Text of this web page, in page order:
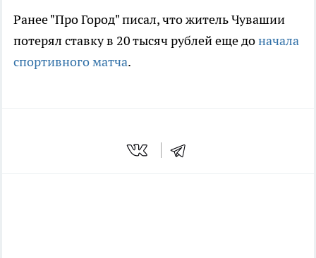
Ранее "Про Город" писал, что житель Чувашии
потерял ставку в 20 тысяч рублей еще доначала
спортивного матча.